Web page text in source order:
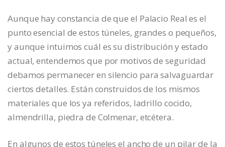
Aunque hay constancia de que el Palacio Real es el
punto esencial de estos túneles, grandes o pequeños,
y aunque intuimos cuál es su distribución y estado
actual, entendemos que por motivos de seguridad
debamos permanecer en silencio para salvaguardar
ciertos detalles. Están construidos de los mismos
materiales que los ya referidos, ladrillo cocido,
almendrilla, piedra de Colmenar, etcétera.
En algunos de estos túneles el ancho de un pilar de la